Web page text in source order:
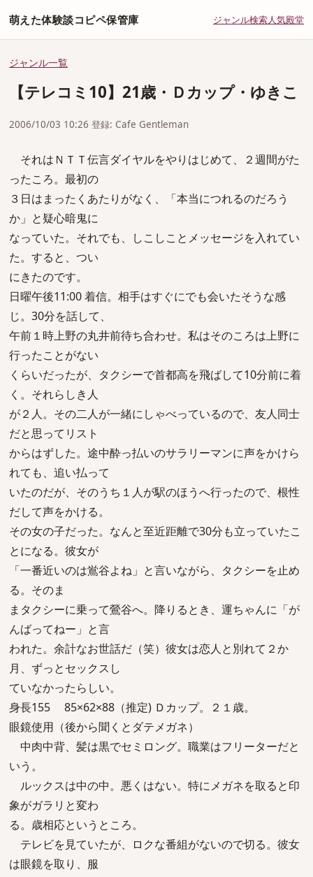
萌えた体験談コピペ保管庫 ジャンル検索人気殿堂
ジャンル一覧
【テレコミ10】21歳・Ｄカップ・ゆきこ
2006/10/03 10:26 登録: Cafe Gentleman
それはＮＴＴ伝言ダイヤルをやりはじめて、２週間がた
ったころ。最初の
３日はまったくあたりがなく、「本当につれるのだろう
か」と疑心暗鬼に
なっていた。それでも、しこしことメッセージを入れてい
た。すると、つい
にきたのです。
日曜午後11:00 着信。相手はすぐにでも会いたそうな感
じ。30分を話して、
午前１時上野の丸井前待ち合わせ。私はそのころは上野に
行ったことがない
くらいだったが、タクシーで首都高を飛ばして10分前に着
く。それらしき人
が２人。その二人が一緒にしゃべっているので、友人同士
だと思ってリスト
からはずした。途中酔っ払いのサラリーマンに声をかけら
れても、追い払って
いたのだが、そのうち１人が駅のほうへ行ったので、根性
だして声をかける。
その女の子だった。なんと至近距離で30分も立っていたこ
とになる。彼女が
「一番近いのは鴬谷よね」と言いながら、タクシーを止め
る。そのま
まタクシーに乗って鶯谷へ。降りるとき、運ちゃんに「が
んばってねー」と言
われた。余計なお世話だ（笑）彼女は恋人と別れて２か
月、ずっとセックスし
ていなかったらしい。
身長155 85×62×88（推定) Ｄカップ。２１歳。
眼鏡使用（後から聞くとダテメガネ）
中肉中背、髪は黒でセミロング。職業はフリーターだと
いう。
ルックスは中の中。悪くはない。特にメガネを取ると印
象がガラリと変わ
る。歳相応というところ。
テレビを見ていたが、ロクな番組がないので切る。彼女
は眼鏡を取り、服